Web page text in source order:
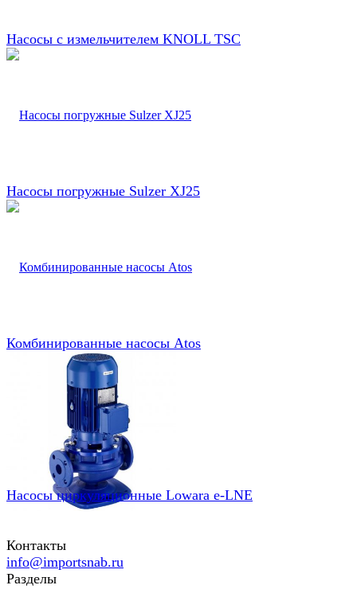
Насосы с измельчителем KNOLL TSC
Насосы погружные Sulzer XJ25
Комбинированные насосы Atos
Насосы циркуляционные Lowara e-LNE
Контакты
info@importsnab.ru
Разделы